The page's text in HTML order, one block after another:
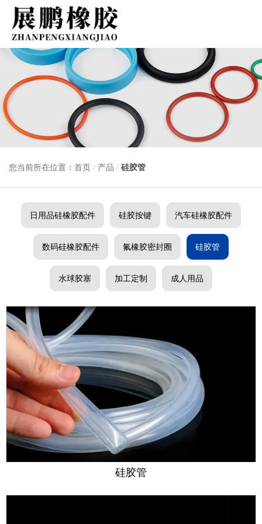
您当前所在位置：首页 / 产品 / 硅胶管
日用品硅橡胶配件 硅胶按键 汽车硅橡胶配件
数码硅橡胶配件 氟橡胶密封圈 硅胶管
水球胶塞 加工定制 成人用品
硅胶管